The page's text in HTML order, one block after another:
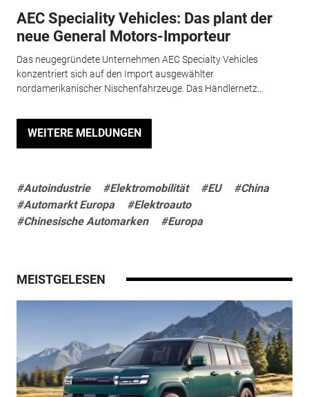
AEC Speciality Vehicles: Das plant der
neue General Motors-Importeur
Das neugegründete Unternehmen AEC Specialty Vehicles
konzentriert sich auf den Import ausgewählter
nordamerikanischer Nischenfahrzeuge. Das Händlernetz...
WEITERE MELDUNGEN
#Autoindustrie #Elektromobilität #EU
#China
#Automarkt Europa
#Elektroauto
#Chinesische Automarken
#Europa
MEISTGELESEN